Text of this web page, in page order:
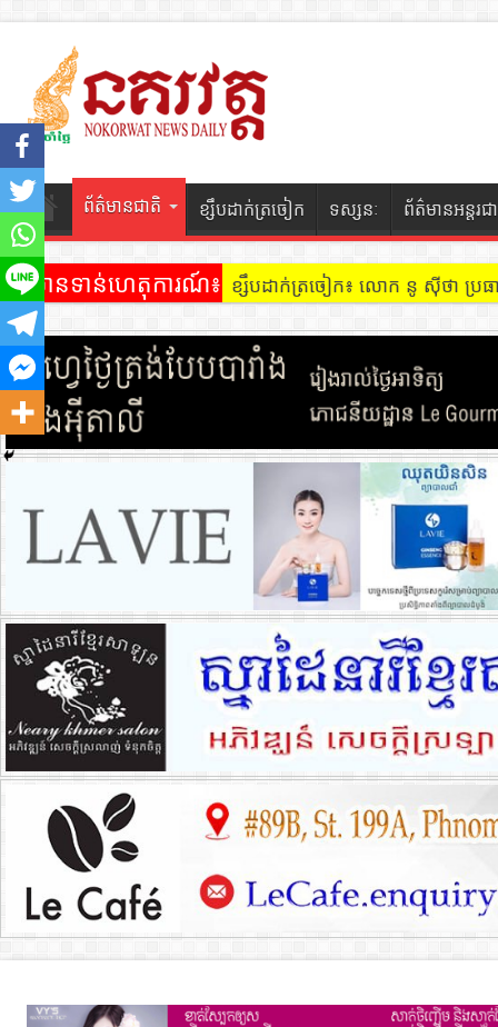
ព័ត៌មានជាតិ ខ្សឹបដាក់ត្រចៀក ទស្សនៈ ព័ត៌មានអន្តរជ
ព័ត៌មានទាន់ហេតុការណ៍៖ ខ្សឹបដាក់ត្រចៀក៖ លោក នូ សុីថា ប្រធា
ខ្សឹបដាក់ត្រចៀក ៖ អគារ Sky 31